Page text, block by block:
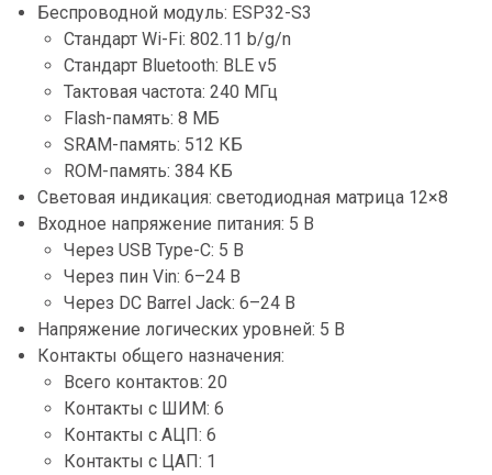
Беспроводной модуль: ESP32-S3
Стандарт Wi-Fi: 802.11 b/g/n
Стандарт Bluetooth: BLE v5
Тактовая частота: 240 МГц
Flash-память: 8 МБ
SRAM-память: 512 КБ
ROM-память: 384 КБ
Световая индикация: светодиодная матрица 12×8
Входное напряжение питания: 5 В
Через USB Type-C: 5 В
Через пин Vin: 6–24 В
Через DC Barrel Jack: 6–24 В
Напряжение логических уровней: 5 В
Контакты общего назначения:
Всего контактов: 20
Контакты с ШИМ: 6
Контакты с АЦП: 6
Контакты с ЦАП: 1